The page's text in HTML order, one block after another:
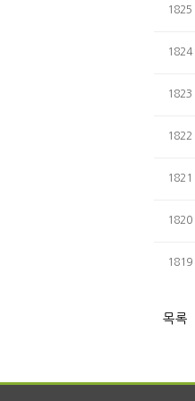
1825
1824
1823
1822
1821
1820
1819
목록